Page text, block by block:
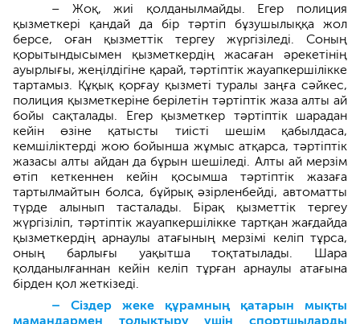
– Жоқ, жиі қолданылмайды. Егер полиция
қызметкері қандай да бір тәртіп бұзушылыққа жол
берсе, оған қызметтік тергеу жүргізіледі. Соның
қорытындысымен қызметкердің жасаған әрекетінің
ауырлығы, жеңілдігіне қарай, тәртіптік жауапкершілікке
тартамыз. Құқық қорғау қызметі туралы заңға сәйкес,
полиция қыз­меткеріне берілетін тәртіптік жаза алты ай
бойы сақталады. Егер қызметкер тәртіптік шарадан
кейін өзіне қатысты тиісті шешім қабылдаса,
кемшіліктерді жою бойынша жұмыс атқарса, тәртіптік
жазасы алты айдан да бұрын шешіледі. Алты ай мерзім
өтіп кеткеннен кейін қосымша тәртіптік жазаға
тартылмайтын болса, бұйрық әзірленбейді, автоматты
түрде алынып тасталады. Бірақ қыз­меттік тергеу
жүргізіліп, тәртіптік жауапкершілікке тартқан жағдайда
қызметкердің арнаулы атағының мерзімі келіп тұрса,
оның барлығы уақытша тоқтатылады. Шара
қолданылғаннан кейін келіп тұрған арнаулы атағына
бірден қол жеткізеді.
– Сіздер жеке құрамның қатарын мықты
мамандармен толықтыру үшін спортшыларды